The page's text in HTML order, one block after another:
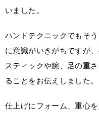
いました。
ハンドテクニックでもそ
に意識がいきがちですが
スティックや腕、足の重
ることをお伝えしました。
仕上げにフォーム、重心